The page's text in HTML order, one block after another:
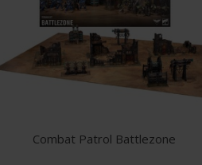
Combat Patrol Battlezone